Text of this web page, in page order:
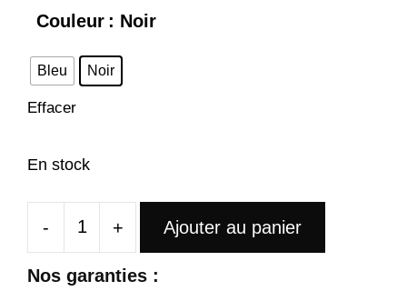
Couleur : Noir
Bleu Noir
Effacer
En stock
-
quantité
+ Ajouter au panier
Nos garanties :